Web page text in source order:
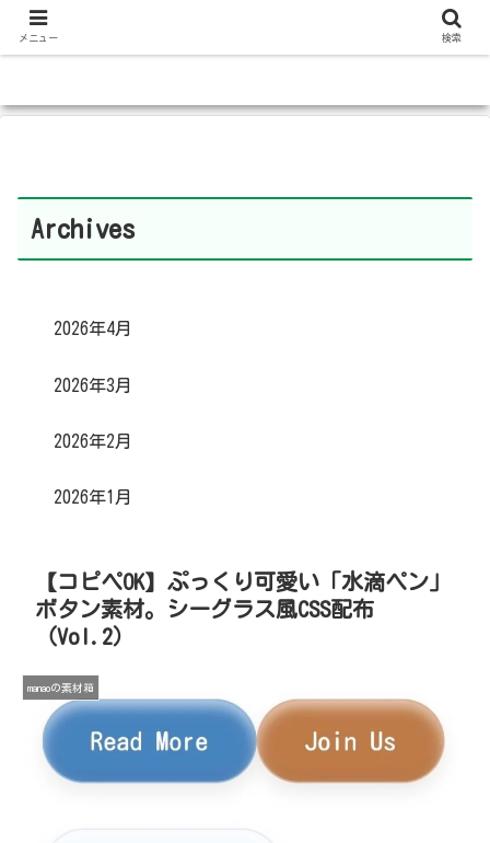
Archives
2026年4月
2026年3月
2026年2月
2026年1月
【コピペOK】ぷっくり可愛い「水滴ペン」
ボタン素材。シーグラス風CSS配布
（Vol.2）
manaoの素材箱
メニュー 検索